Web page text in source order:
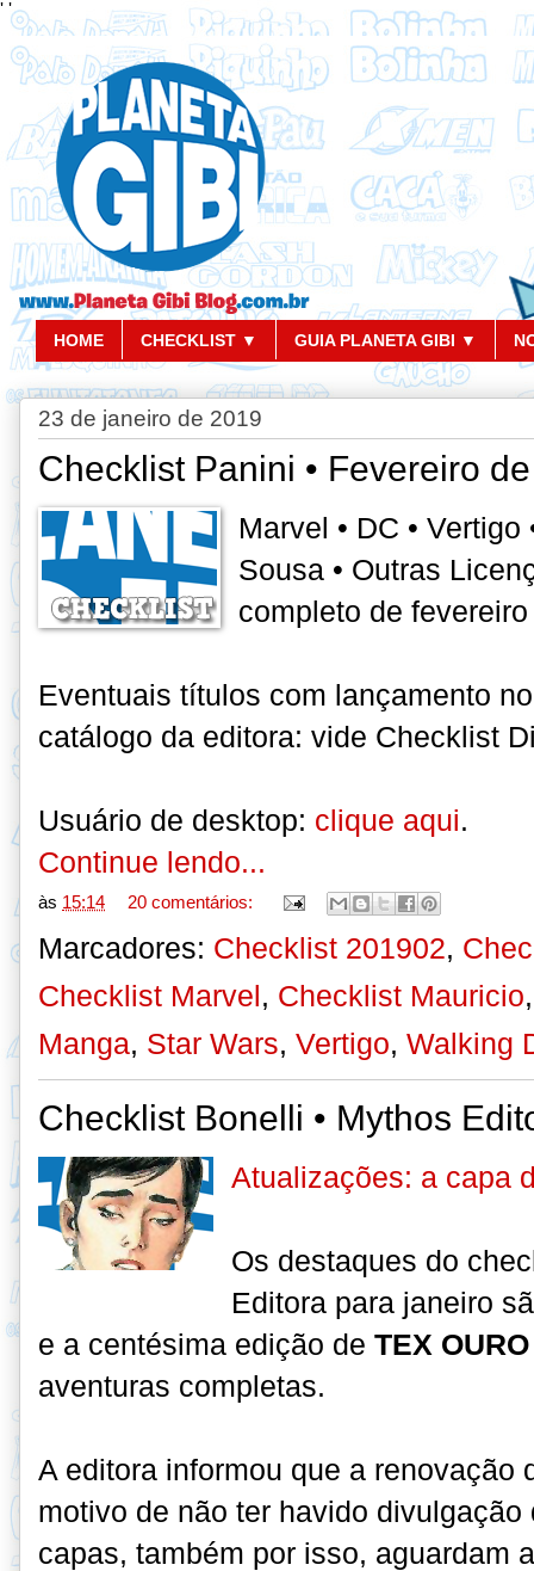
' '
HOME CHECKLIST ▼ GUIA PLANETA GIBI ▼
23 de janeiro de 2019
Checklist Panini • Fevereiro
Marvel • DC •
Sousa • Outras
completo de
Eventuais títulos com lançamento
catálogo da editora: vide Checklist
Usuário de desktop: clique aqui.
Continue lendo...
às 15:14 20 comentários:
Marcadores: Checklist 201902,
Checklist Marvel, Checklist Mauricio
Manga, Star Wars, Vertigo, Walking
Checklist Bonelli • Mythos
Atualizações: a capa
Os destaques do
Editora para janeiro
e a centésima edição de TEX OURO
aventuras completas.
A editora informou que a renovação
motivo de não ter havido
capas, também por isso, aguardam